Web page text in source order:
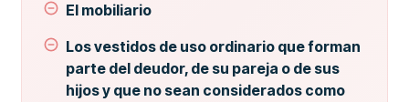
El mobiliario
Los vestidos de uso ordinario que forman
parte del deudor, de su pareja o de sus
hijos y que no sean considerados como